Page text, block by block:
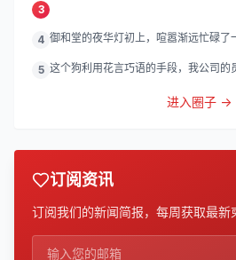
3
4 御和堂的夜华灯初上，喧嚣渐远忙碌了
5 这个狗利用花言巧语的手段，我公司的
进入圈子 →
订阅资讯
订阅我们的新闻简报，每周获取最新